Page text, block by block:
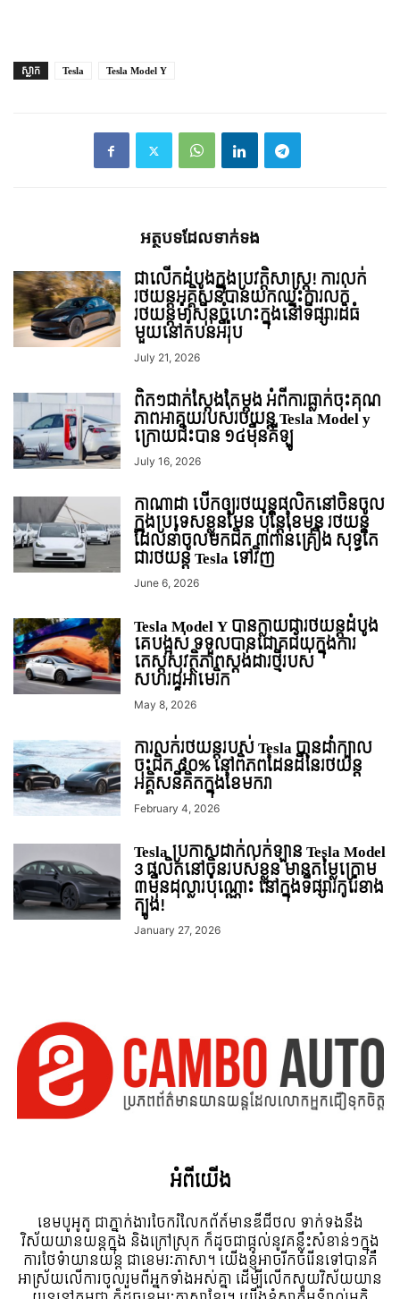
ស្លាក Tesla Tesla Model Y
អត្ថបទ​ដែល​ទាក់ទង
ជាលើកដំបូងក្នុងប្រវត្តិសាស្ត្រ! ការលក់
រថយន្តអគ្គិសនីបានយកឈ្នះការលក់
រថយន្តម៉ាសុីនចំហេះក្នុងនៅទីផ្សារដ៏ធំ
មួយនៅតំបន់អឺរ៉ុប
July 21, 2026
ពិតៗជាក់ស្តែងតែម្តង អំពីការធ្លាក់ចុះគុណ
ភាពអាគុយរបស់រថយន្ត Tesla Model y
ក្រោយជិះបាន ១៤ម៉ឺនគីឡូ
July 16, 2026
កាណាដា បើកឲ្យរថយន្តផលិតនៅចិនចូល
ក្នុងប្រទេសខ្លួនមែន ប៉ុន្តែខែមុន រថយន្ត
ដែលនាំចូលមកជិត ៣ពាន់គ្រឿង សុទ្ធតែ
ជារថយន្ត Tesla ទៅវិញ
June 6, 2026
Tesla Model Y បានក្លាយជារថយន្តដំបូង
គេបង្អស់ ទទួលបានជោគជ័យក្នុងការ
តេស្តសុវត្ថិភាពស្តង់ដារថ្មីរបស់
សហរដ្ឋអាមេរិក
May 8, 2026
ការលក់រថយន្តរបស់ Tesla បានដាំក្បាល
ចុះជិត ៩០% នៅពិភពដែនដីនៃរថយន្ត
អគ្គិសនីគិតក្នុងខែមករា
February 4, 2026
Tesla ប្រកាសដាក់លក់ឡាន Tesla Model
3 ផលិតនៅចិនរបស់ខ្លួន មានតម្លៃក្រោម
៣ម៉ឺនដុល្លារប៉ុណ្ណោះ នៅក្នុងទីផ្សារកូរ៉េខាង
ត្បូង!
January 27, 2026
អំពី​យើង
ខេមបូអូតូ ជាភ្នាក់ងារចែករំលែកព័ត៍មានឌីជីថល ទាក់ទងនឹង
វិស័យយានយន្តក្នុង និងក្រៅស្រុក ក៏ដូចជាផ្តល់នូវគន្លឹះសំខាន់ៗក្នុង
ការថែទំាយានយន្ត ជាខេមរៈភាសា។ យើងខ្ញុំអាចរីកចំរើនទៅបានគឺ
អាស្រ័យលើការចូលរួមពីអ្នកទាំងអស់គ្នា ដើម្បីលើកស្ទួយវិស័យយាន